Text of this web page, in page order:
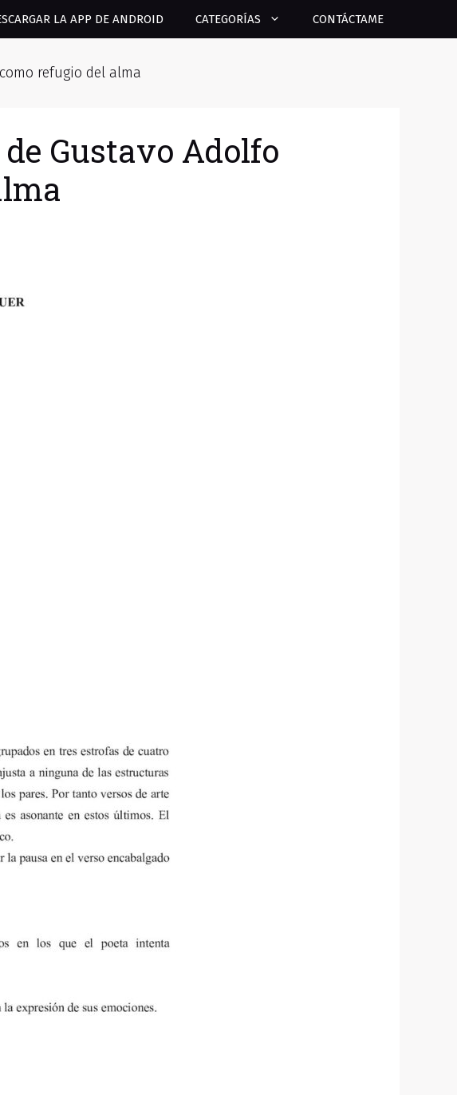
LA APP DE ANDROID CATEGORÍAS CONTÁCTAME
refugio del alma
Gustavo Adolfo